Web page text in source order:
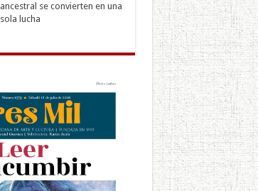
ancestral se convierten en una
sola lucha